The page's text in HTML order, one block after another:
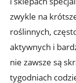
zwykle na
roślinnych,
aktywnych i
nie zawsze są
tygodniach